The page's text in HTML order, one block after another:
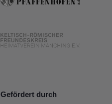
Gefördert durch